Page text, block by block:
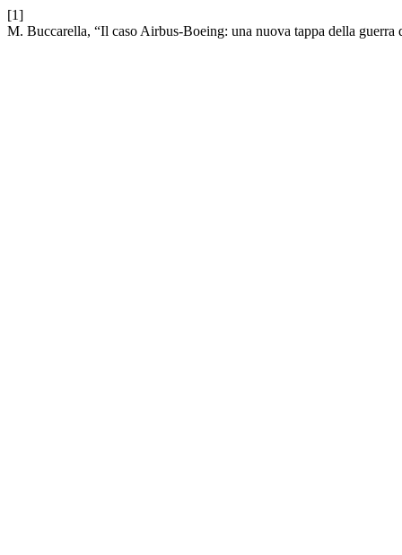
[1]
M. Buccarella, “Il caso Airbus-Boeing: una nuova tappa della